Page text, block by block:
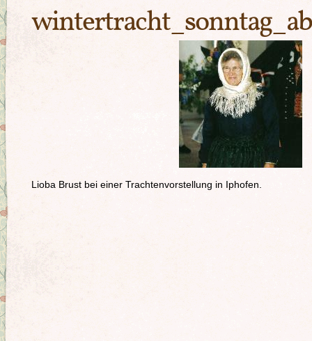
Lioba Brust bei einer Trachtenvorstellung in Iphofen.